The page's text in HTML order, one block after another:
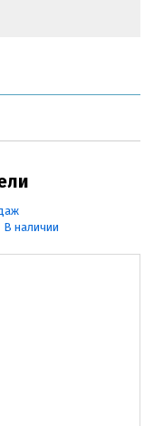
В наличии